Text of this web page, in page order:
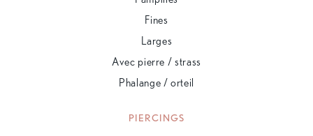
Fines
Larges
Avec pierre / strass
Phalange / orteil
PIERCINGS